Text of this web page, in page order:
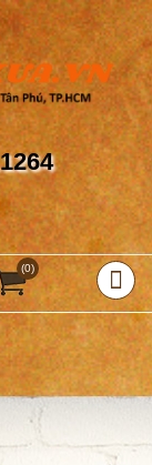
(0)